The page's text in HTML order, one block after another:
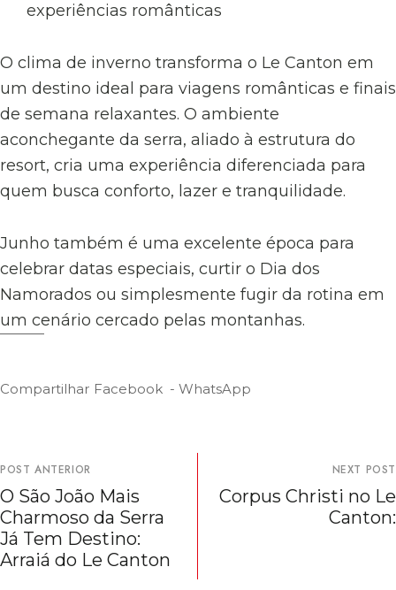
experiências românticas
O clima de inverno transforma o Le Canton em
um destino ideal para viagens românticas e finais
de semana relaxantes. O ambiente
aconchegante da serra, aliado à estrutura do
resort, cria uma experiência diferenciada para
quem busca conforto, lazer e tranquilidade.
Junho também é uma excelente época para
celebrar datas especiais, curtir o Dia dos
Namorados ou simplesmente fugir da rotina em
um cenário cercado pelas montanhas.
Compartilhar Facebook WhatsApp
POST ANTERIOR
O São João Mais
Charmoso da Serra
Já Tem Destino:
Arraiá do Le Canton
NEXT POST
Corpus Christi no Le
Canton: